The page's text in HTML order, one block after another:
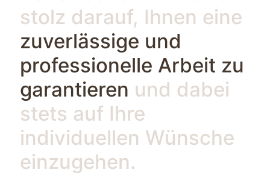
stolz darauf, Ihnen eine
zuverlässige und
professionelle Arbeit zu
garantieren und dabei
stets auf Ihre
individuellen Wünsche
einzugehen.